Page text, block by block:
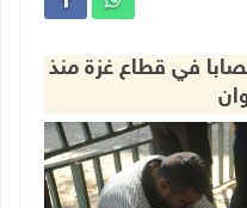
شهداء و173,599 مصابا في قطاع غزة منذ